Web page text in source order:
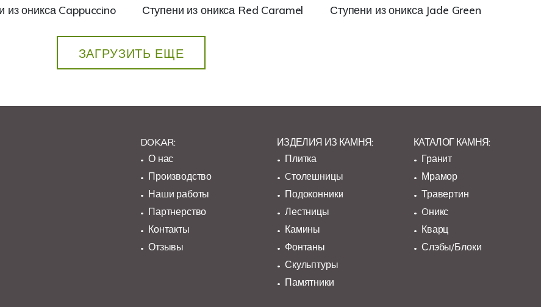
из оникса Cappuccino Ступени из оникса Red Caramel Ступени из оникса Jade Green
ЗАГРУЗИТЬ ЕЩЕ
DOKAR:
О нас
Производство
Наши работы
Партнерство
Контакты
Отзывы
ИЗДЕЛИЯ ИЗ КАМНЯ:
Плитка
Cтолешницы
Подоконники
Лестницы
Камины
Фонтаны
Скульптуры
Памятники
КАТАЛОГ КАМНЯ:
Гранит
Мрамор
Травертин
Oникс
Кварц
Слэбы/Блоки